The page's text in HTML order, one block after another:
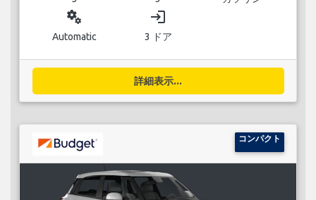
miscellaneous_services
Automatic
login
3 ドア
詳細表示...
コンパクト